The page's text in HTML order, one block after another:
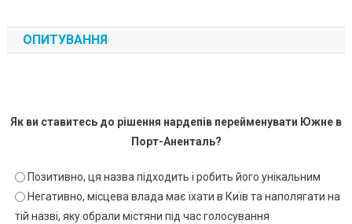
ОПИТУВАННЯ
Як ви ставитесь до рішення нардепів перейменувати Южне в
Порт-Аненталь?
Позитивно, ця назва підходить і робить його унікальним
Негативно, місцева влада має їхати в Київ та наполягати на
тій назві, яку обрали містяни під час голосування